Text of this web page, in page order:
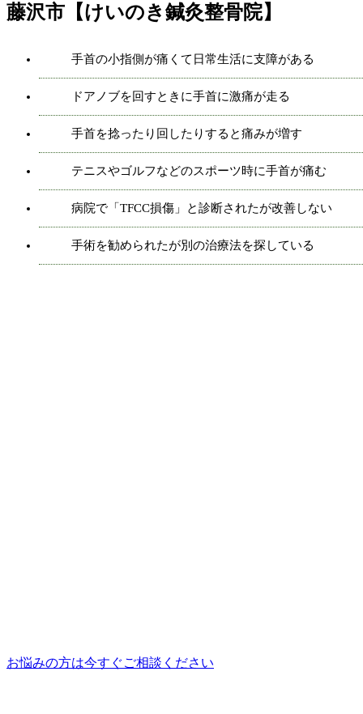
藤沢市【けいのき鍼灸整骨院】
手首の小指側が痛くて日常生活に支障がある
ドアノブを回すときに手首に激痛が走る
手首を捻ったり回したりすると痛みが増す
テニスやゴルフなどのスポーツ時に手首が痛む
病院で「TFCC損傷」と診断されたが改善しない
手術を勧められたが別の治療法を探している
お悩みの方は今すぐご相談ください